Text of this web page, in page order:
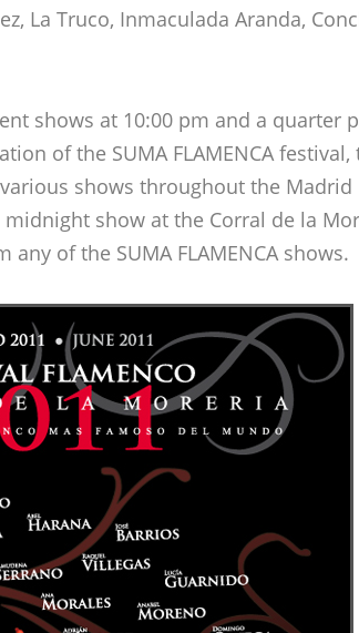
La Truco, Inmaculada Aranda,
shows at 10:00 pm and a quarter
of the SUMA FLAMENCA festival,
shows throughout the Madrid
show at the Corral de la
of the SUMA FLAMENCA shows.